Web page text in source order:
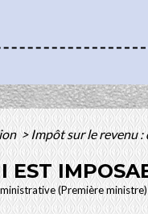
> Impôt sur le revenu
EST
(Première ministre)